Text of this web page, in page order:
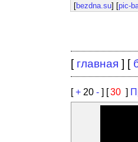
[bezdna.su] [pic-
[ главная ] [
[+ 20 - ] [30 ]